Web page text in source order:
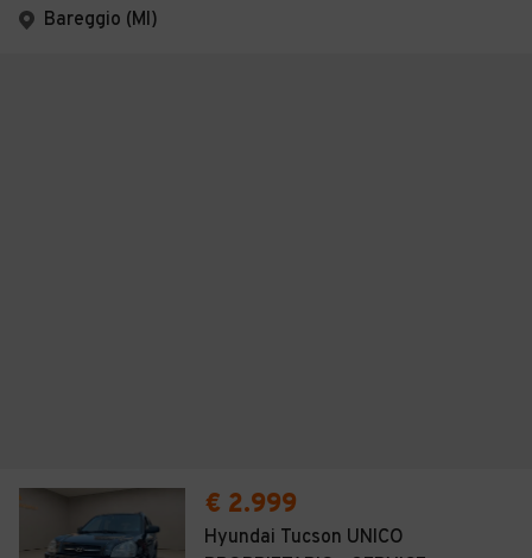
Bareggio (MI)
€ 2.999
Hyundai Tucson UNICO